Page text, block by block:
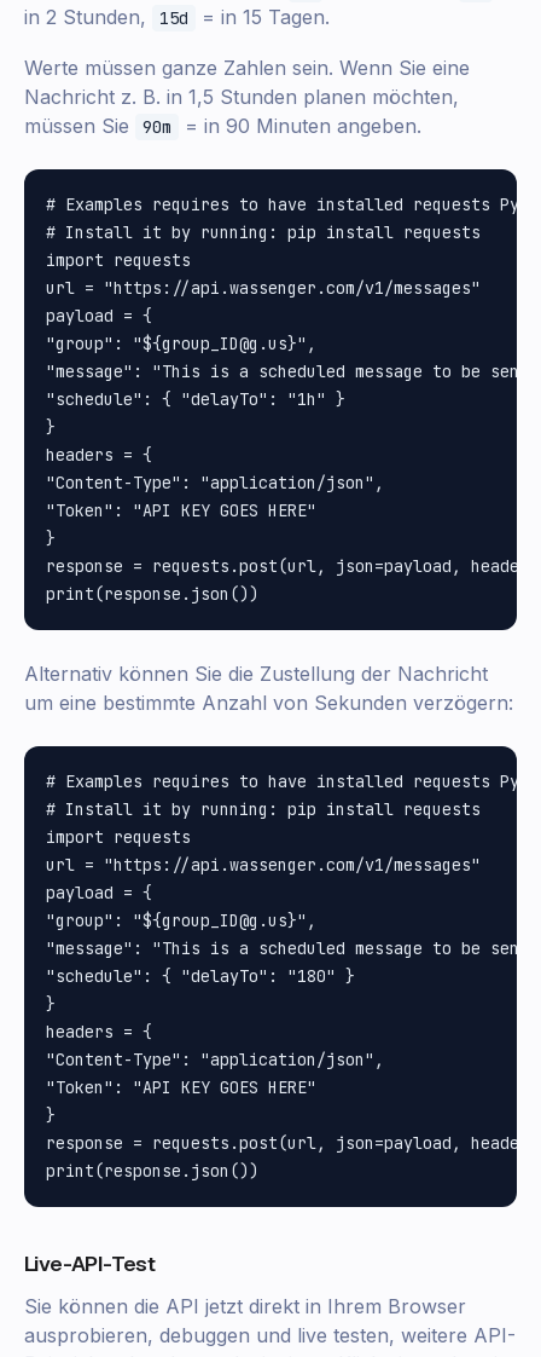
in 2 Stunden,
15d = in 15 Tagen.
Werte müssen ganze Zahlen sein. Wenn Sie eine
Nachricht z. B. in 1,5 Stunden planen möchten,
müssen Sie
90m = in 90 Minuten angeben.
# Examples requires to have installed requests
# Install it by running: pip install requests
import requests
url = "https://api.wassenger.com/v1/messages"
payload = {
"group": "${group_ID@g.us}",
"message": "This is a scheduled message to be
"schedule": { "delayTo": "1h" }
}
headers = {
"Content-Type": "application/json",
"Token": "API KEY GOES HERE"
}
response = requests.post(url, json=payload,
Alternativ können Sie die Zustellung der Nachricht
um eine bestimmte Anzahl von Sekunden verzögern:
# Examples requires to have installed requests
# Install it by running: pip install requests
import requests
url = "https://api.wassenger.com/v1/messages"
payload = {
"group": "${group_ID@g.us}",
"message": "This is a scheduled message to be
"schedule": { "delayTo": "180" }
}
headers = {
"Content-Type": "application/json",
"Token": "API KEY GOES HERE"
}
response = requests.post(url, json=payload,
Live-API-Test
Sie können die API jetzt direkt in Ihrem Browser
ausprobieren, debuggen und live testen, weitere API-